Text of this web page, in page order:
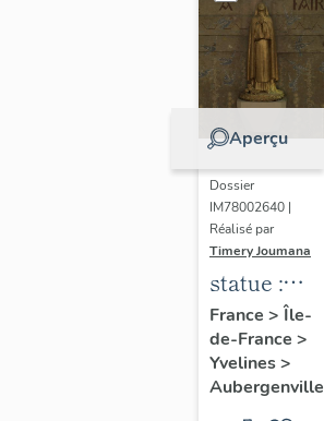
Aperçu
Dossier
IM78002640 |
Réalisé par
Timery Joumana
statue :
Sainte-
Thérèse
de l'Enfant
Jésus
France > Île-
de-France >
Yvelines>
Aubergenville